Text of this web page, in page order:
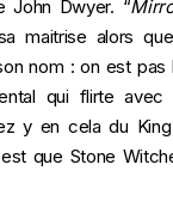
John Dwyer. “
maitrise alors
nom : on est pas
qui flirte
y en cela du
que Stone